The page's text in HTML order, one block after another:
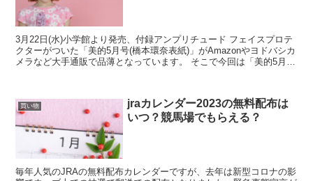
3月22日(水)小学館より発売、付録アンプリチュード フェイスプロテ
クターがついた「美的5月号(橋本環奈表紙)」がAmazonやヨドバシカ
メラなど大手通販で品薄となっています。 そこで今回は「美的5月号
買い物
jraカレンダー2023の無料配布は
いつ？競馬場でもらえる？
毎年人気のJRAの無料配布カレンダーですが、去年は新型コロナの影